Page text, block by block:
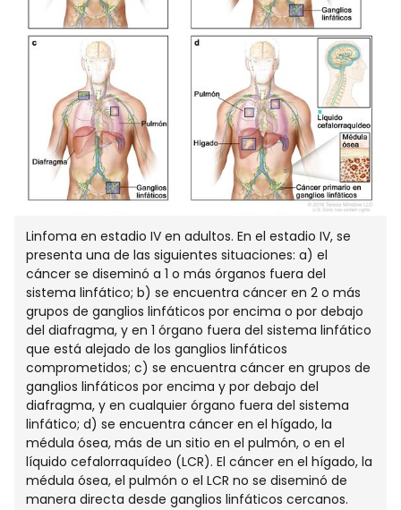
Linfoma en estadio IV en adultos. En el estadio IV, se
presenta una de las siguientes situaciones: a) el
cáncer se diseminó a 1 o más órganos fuera del
sistema linfático; b) se encuentra cáncer en 2 o más
grupos de ganglios linfáticos por encima o por debajo
del diafragma, y en 1 órgano fuera del sistema linfático
que está alejado de los ganglios linfáticos
comprometidos; c) se encuentra cáncer en grupos de
ganglios linfáticos por encima y por debajo del
diafragma, y en cualquier órgano fuera del sistema
linfático; d) se encuentra cáncer en el hígado, la
médula ósea, más de un sitio en el pulmón, o en el
líquido cefalorraquídeo (LCR). El cáncer en el hígado, la
médula ósea, el pulmón o el LCR no se diseminó de
manera directa desde ganglios linfáticos cercanos.